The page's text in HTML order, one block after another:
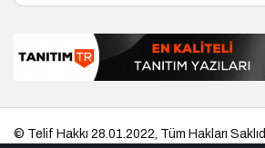
© Telif Hakkı 28.01.2022, Tüm Hakları